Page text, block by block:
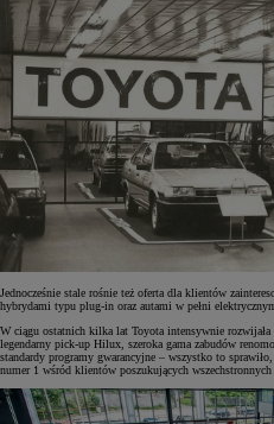
Jednocześnie stale rośnie też oferta dla klientów
hybrydami typu plug-in oraz autami w pełni
W ciągu ostatnich kilka lat Toyota intensywnie
legendarny pick-up Hilux, szeroka gama zabudów
standardy programy gwarancyjne – wszystko to
numer 1 wśród klientów poszukujących